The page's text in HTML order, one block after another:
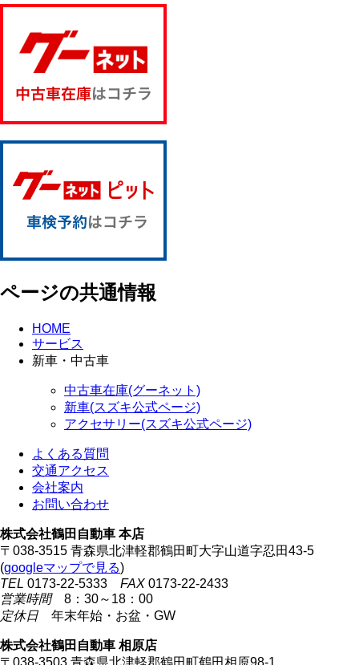
ページの共通情報
HOME
サービス
新車・中古車
中古車在庫(グーネット)
新車(スズキ公式ページ)
アクセサリー(スズキ公式ページ)
よくある質問
交通アクセス
会社案内
お問い合わせ
株式会社鶴田自動車 本店
〒038-3515 青森県北津軽郡鶴田町大字山道字忍田43-5
(googleマップで見る)
TEL 0173-22-5333 FAX 0173-22-2433
営業時間8：30～18：00
定休日 年末年始・お盆・GW
株式会社鶴田自動車 相原店
〒038-3503 青森県北津軽郡鶴田町鶴田相原98-1